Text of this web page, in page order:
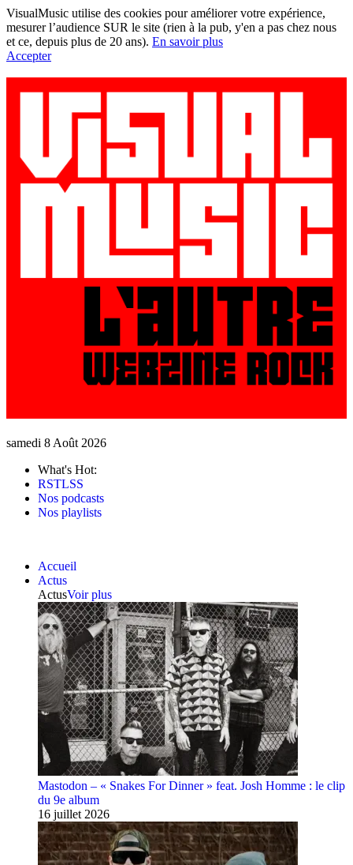
VisualMusic utilise des cookies pour améliorer votre expérience,
mesurer l’audience SUR le site (rien à la pub, y'en a pas chez nous
et ce, depuis plus de 20 ans). En savoir plus
Accepter
samedi 8 Août 2026
What's Hot:
RSTLSS
Nos podcasts
Nos playlists
Accueil
Actus
ActusVoir plus
Mastodon – « Snakes For Dinner » feat. Josh Homme : le clip
du 9e album
16 juillet 2026